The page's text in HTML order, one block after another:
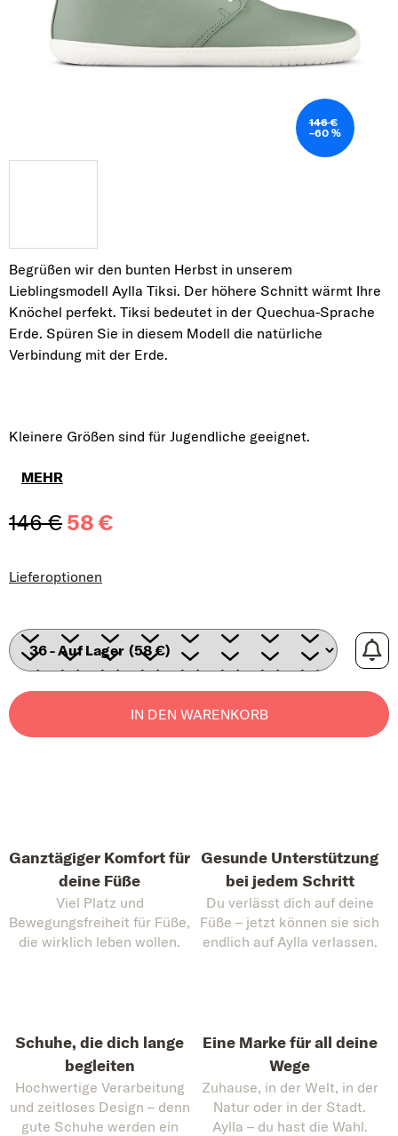
Begrüßen wir den bunten Herbst in unserem
Lieblingsmodell Aylla Tiksi. Der höhere Schnitt wärmt Ihre
Knöchel perfekt. Tiksi bedeutet in der Quechua-Sprache
Erde. Spüren Sie in diesem Modell die natürliche
Verbindung mit der Erde.
Kleinere Größen sind für Jugendliche geeignet.
MEHR
146 € 58 €
Lieferoptionen
IN DEN WARENKORB
146 €
–60 %
Ganztägiger Komfort für
deine Füße
Viel Platz und
Bewegungsfreiheit für Füße,
die wirklich leben wollen.
Gesunde Unterstützung
bei jedem Schritt
Du verlässt dich auf deine
Füße – jetzt können sie sich
endlich auf Aylla verlassen.
Schuhe, die dich lange
begleiten
Hochwertige Verarbeitung
und zeitloses Design – denn
gute Schuhe werden ein
Eine Marke für all deine
Wege
Zuhause, in der Welt, in der
Natur oder in der Stadt.
Aylla – du hast die Wahl.